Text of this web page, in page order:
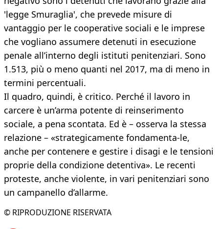
'legge Smuraglia', che prevede misure di
vantaggio per le cooperative sociali e le imprese
che vogliano assumere detenuti in esecuzione
penale all’interno degli istituti penitenziari. Sono
1.513, più o meno quanti nel 2017, ma di meno in
termini percentuali.
Il quadro, quindi, è critico. Perché il lavoro in
carcere è un’arma potente di reinserimento
sociale, a pena scontata. Ed è – osserva la stessa
relazione – «strategicamente fondamenta-le,
anche per contenere e gestire i disagi e le tensioni
proprie della condizione detentiva». Le recenti
proteste, anche violente, in vari penitenziari sono
un campanello d’allarme.
© RIPRODUZIONE RISERVATA